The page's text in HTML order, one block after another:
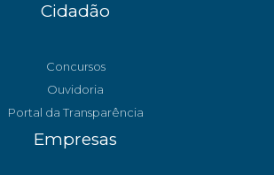
Cidadão
Concursos
Ouvidoria
Portal da Transparência
Empresas